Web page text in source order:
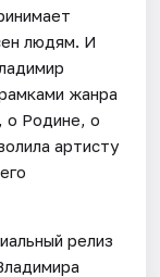
людям. И
жанра
о Родине, о
артисту
релиз